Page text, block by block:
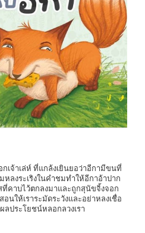
เจ้าเล่ห์ ที่แกล้งเยินยอว่าอีกามีขนที่
หลงระเริงในคำชมทำให้อีกาอ้าปาก
ที่คาบไว้ตกลงมาและถูกสุนัขจิ้งจอก
นให้เราระมัดระวังและอย่าหลงเชื่อ
ลประโยชน์หลอกลวงเรา